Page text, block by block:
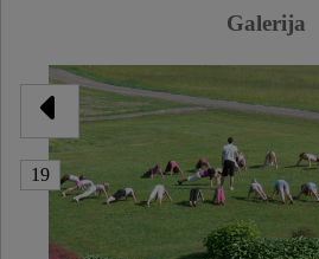
Galerija
19